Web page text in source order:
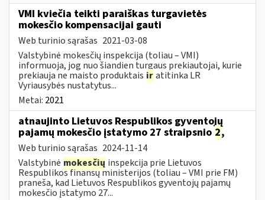
VMI kviečia teikti paraiškas turgavietės
mokesčio kompensacijai gauti
Web turinio sąrašas 2021-03-08
Valstybinė mokesčių inspekcija (toliau – VMI)
informuoja, jog nuo šiandien turgaus prekiautojai, kurie
prekiauja ne maisto produktais iratitinka LR
Vyriausybės nustatytus...
Metai: 2021
atnaujinto Lietuvos Respublikos gyventojų
pajamų mokesčio įstatymo 27 straipsnio 2,
Web turinio sąrašas 2024-11-14
Valstybinė mokesčių inspekcija prie Lietuvos
Respublikos finansų ministerijos (toliau – VMI prie FM)
praneša, kad Lietuvos Respublikos gyventojų pajamų
mokesčio įstatymo 27...